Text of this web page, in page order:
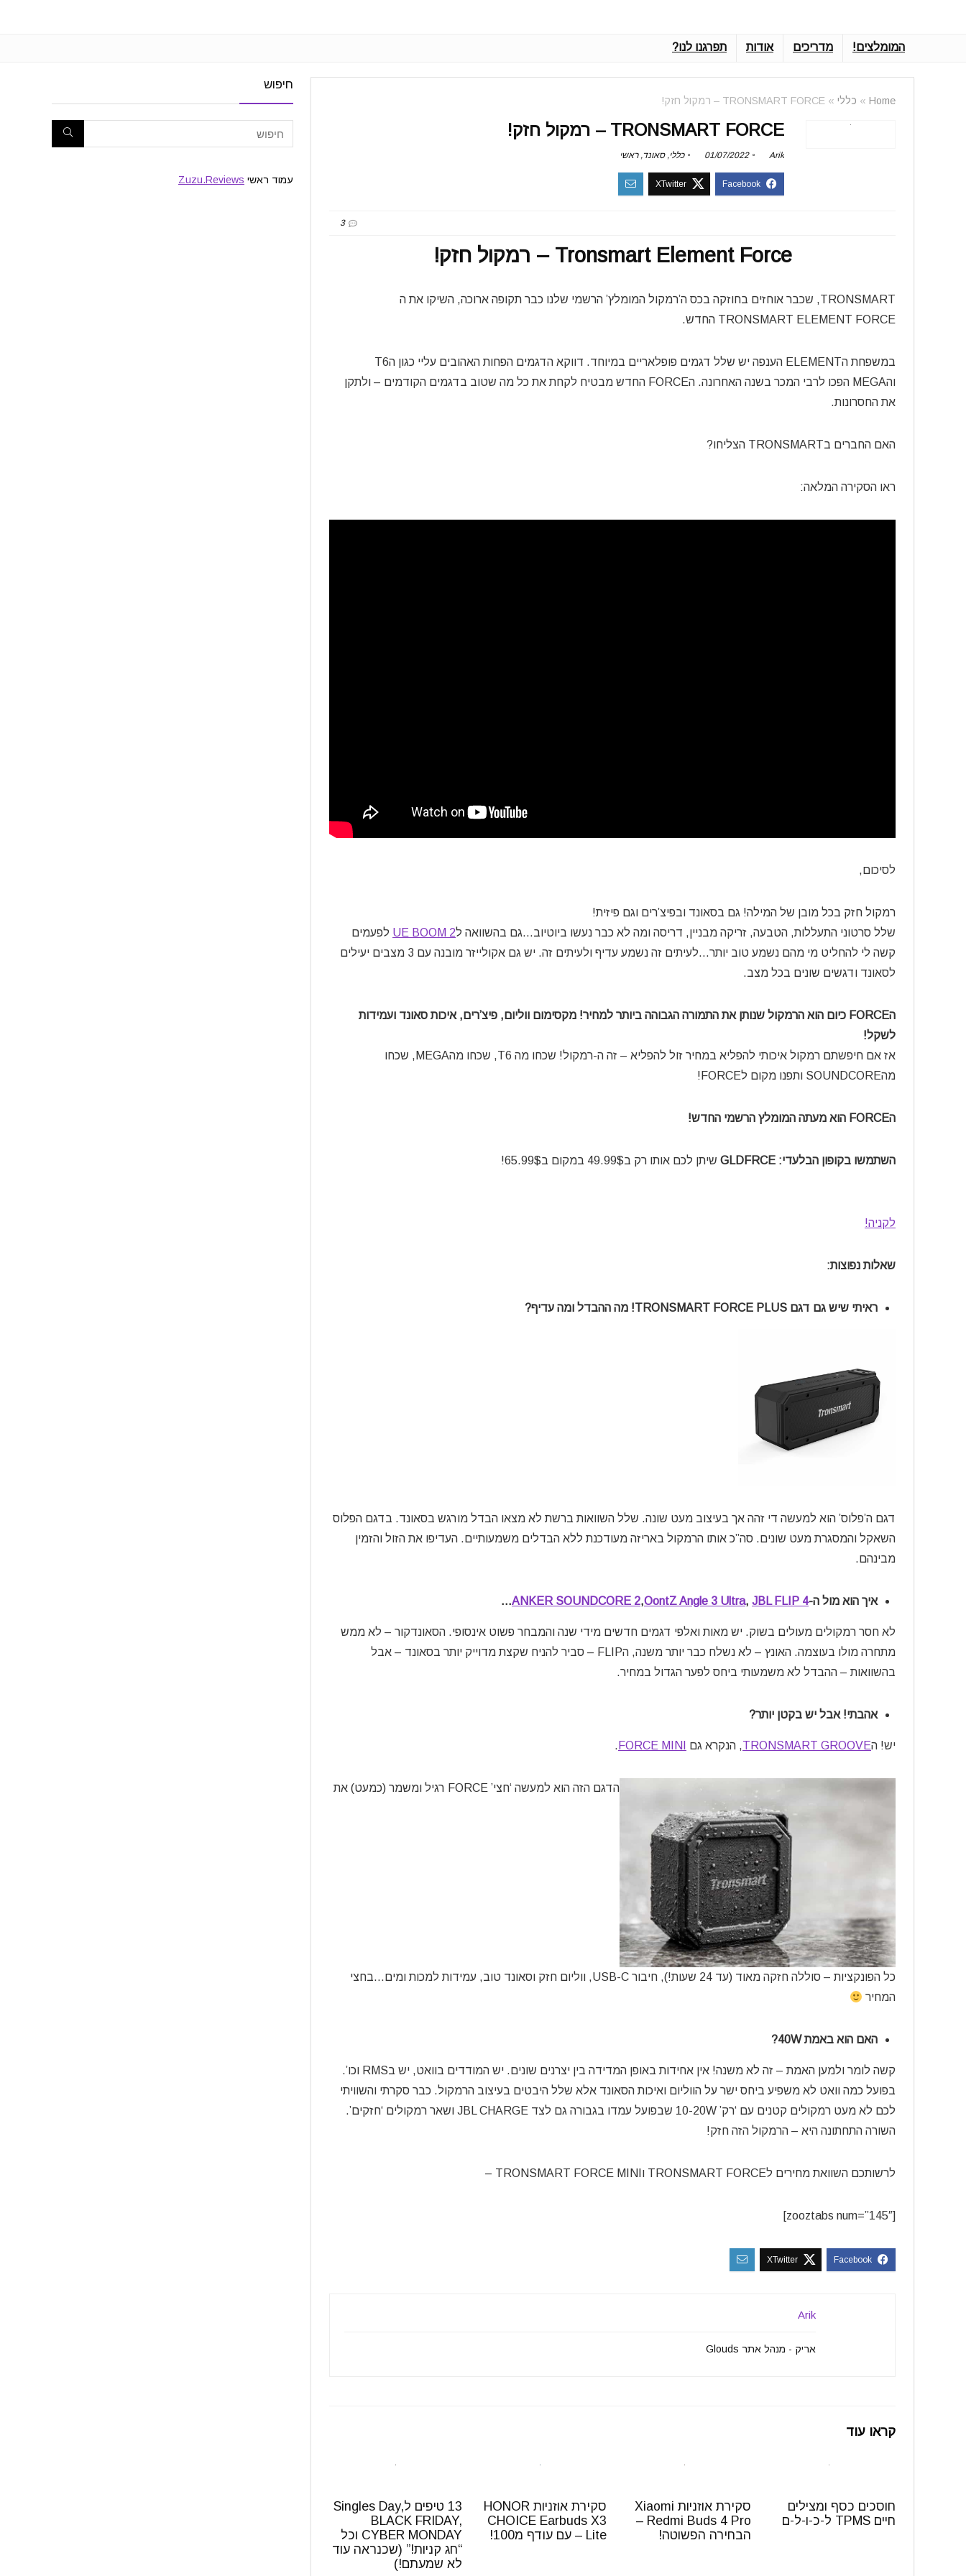
המומלצים! מדריכים אודות תפרגנו לנו?
Home
» כללי » TRONSMART FORCE – רמקול חזק!
TRONSMART FORCE – רמקול חזק!
Arik
01/07/2022 כללי,סאונד,ראשי
3
Tronsmart Element Force – רמקול חזק!
TRONSMART, שכבר אוחזים בחוזקה בכס ה’רמקול המומלץ’ הרשמי שלנו כבר תקופה ארוכה, השיקו את ה
TRONSMART ELEMENT FORCE החדש.
במשפחת הELEMENT הענפה יש שלל דגמים פופלאריים במיוחד. דווקא הדגמים הפחות האהובים עליי כגון הT6
והMEGA הפכו לרבי המכר בשנה האחרונה. הFORCE החדש מבטיח לקחת את כל מה שטוב בדגמים הקודמים – ולתקן
את החסרונות.
האם החברים בTRONSMART הצליחו?
ראו הסקירה המלאה:
לסיכום,
רמקול חזק בכל מובן של המילה! גם בסאונד ובפיצ’רים וגם פיזית!
שלל סרטוני התעללות, הטבעה, זריקה מבניין, דריסה ומה לא כבר נעשו ביוטיוב…גם בהשוואה לUE BOOM 2 לפעמים
קשה לי להחליט מי מהם נשמע טוב יותר…לעיתים זה נשמע עדיף ולעיתים זה. יש גם אקולייזר מובנה עם 3 מצבים יעילים
לסאונד ודגשים שונים בכל מצב.
הFORCE כיום הוא הרמקול שנותן את התמורה הגבוהה ביותר למחיר! מקסימום ווליום, פיצ’רים, איכות סאונד ועמידות
לשקל!
אז אם חיפשתם רמקול איכותי להפליא במחיר זול להפליא – זה ה-רמקול! שכחו מה T6, שכחו מהMEGA, שכחו
מהSOUNDCORE ותפנו מקום לFORCE!
הFORCE הוא מעתה המומלץ הרשמי החדש!
השתמשו בקופון הבלעדי: GLDFRCE שיתן לכם אותו רק ב49.99$ במקום ב65.99$!
לקניה!
שאלות נפוצות:
ראיתי שיש גם דגם TRONSMART FORCE PLUS! מה ההבדל ומה עדיף?
דגם ה’פלוס’ הוא למעשה די זהה אך בעיצוב מעט שונה. שלל השוואות ברשת לא מצאו הבדל מורגש בסאונד. בדגם הפלוס
השאקל והמסגרת מעט שונים. סה”כ אותו הרמקול באריזה מעודכנת ללא הבדלים משמעותיים. העדיפו את הזול והזמין
מבינהם.
איך הוא מול ה- ANKER SOUNDCORE 2,OontZ Angle 3 Ultra, JBL FLIP 4
…
לא חסר רמקולים מעולים בשוק. יש מאות ואלפי דגמים חדשים מידי שנה והמבחר פשוט אינסופי. הסאונדקור – לא ממש
מתחרה מולו בעוצמה. האונץ – לא נשלח כבר יותר משנה, הFLIP – סביר להניח שקצת מדוייק יותר בסאונד – אבל
בהשוואות – ההבדל לא משמעותי ביחס לפער הגדול במחיר.
אהבתי! אבל יש בקטן יותר?
יש! הTRONSMART GROOVE, הנקרא גם FORCE MINI
.
הדגם הזה הוא למעשה ‘חצי’ FORCE רגיל ומשמר (כמעט) את
כל הפונקציות – סוללה חזקה מאוד (עד 24 שעות!), חיבור USB-C, ווליום חזק וסאונד טוב, עמידות למכות ומים…בחצי
המחיר
האם הוא באמת 40W?
קשה לומר ולמען האמת – זה לא משנה! אין אחידות באופן המדידה בין יצרנים שונים. יש המודדים בוואט, יש בRMS וכו’.
בפועל כמה וואט לא משפיע ביחס ישר על הווליום ואיכות הסאונד אלא שלל היבטים בעיצוב הרמקול. כבר סקרתי והשוויתי
לכם לא מעט רמקולים קטנים עם ‘רק’ 10-20W שבפועל עמדו בגבורה גם לצד JBL CHARGE ושאר רמקולים ‘חזקים’.
השורה התחתונה היא – הרמקול הזה חזק!
לרשותכם השוואת מחירים לTRONSMART FORCE וTRONSMART FORCE MINI –
[zooztabs num=”145″]
Arik
אריק - מנהל אתר Glouds
קראו עוד
חוסכים כסף ומצילים
חיים TPMS ל-כ-ו-ל-ם
סקירת אוזניות Xiaomi
Redmi Buds 4 Pro –
הבחירה הפשוטה!
סקירת אוזניות HONOR
CHOICE Earbuds X3
Lite – עם עודף מ100!
13 טיפים לSingles Day,
BLACK FRIDAY,
CYBER MONDAY וכל
“חג קניות!” (שכנראה עוד
לא שמעתם!)
חיפוש
עמוד ראשי Zuzu.Reviews